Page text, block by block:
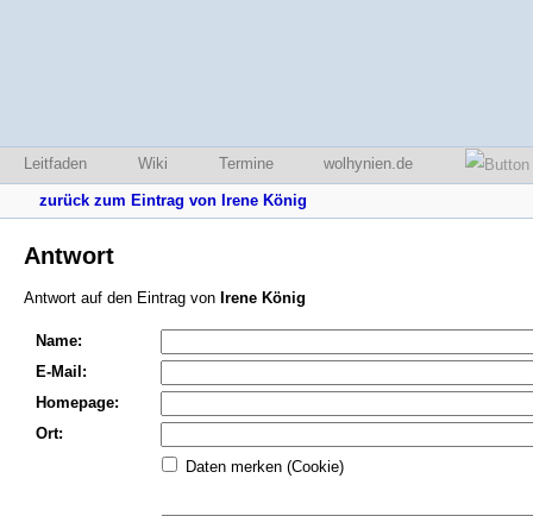
Leitfaden Wiki Termine wolhynien.de
zurück zum Eintrag von Irene König
Antwort
Antwort auf den Eintrag von Irene König
Name:
E-Mail:
Homepage:
Ort:
Daten merken (Cookie)